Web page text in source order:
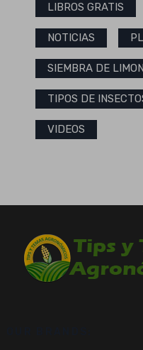
LIBROS GRATIS
NOTICIAS
SIEMBRA DE LIMON
TIPOS DE
VIDEOS